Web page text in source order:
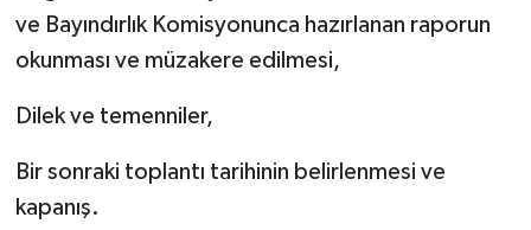
ve Bayındırlık Komisyonunca hazırlanan raporun
okunması ve müzakere edilmesi,
Dilek ve temenniler,
Bir sonraki toplantı tarihinin belirlenmesi ve
kapanış.